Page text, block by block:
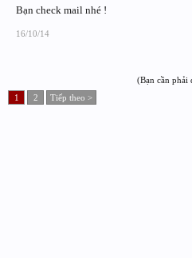
Bạn check mail nhé !
16/10/14
(Bạn cần phải
1
2 Tiếp theo >